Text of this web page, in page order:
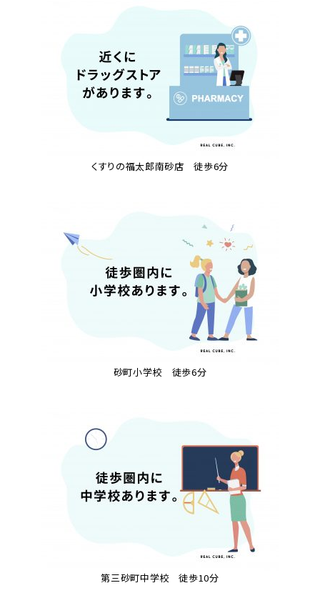
くすりの福太郎南砂店 徒歩6分
砂町小学校 徒歩6分
第三砂町中学校 徒歩10分